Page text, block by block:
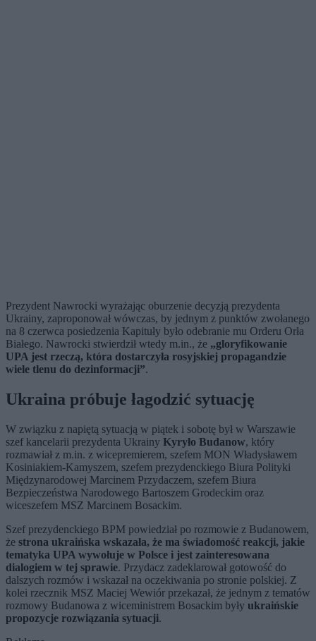
Prezydent Nawrocki wyrażając oburzenie decyzją prezydenta
Ukrainy, zaproponował wówczas, by jednym z punktów zwołanego
na 8 czerwca posiedzenia Kapituły było odebranie mu Orderu Orła
Białego. Nawrocki stwierdził wtedy m.in., że „gloryfikowanie
UPA jest rzeczą, która dostarczyła rosyjskiej propagandzie
wiele tlenu do dezinformacji”.
Ukraina próbuje łagodzić sytuację
W związku z napiętą sytuacją w piątek i sobotę był w Warszawie
szef kancelarii prezydenta Ukrainy Kyryło Budanow, który
rozmawiał z m.in. z wicepremierem, szefem MON Władysławem
Kosiniakiem-Kamyszem, szefem prezydenckiego Biura Polityki
Międzynarodowej Marcinem Przydaczem, szefem Biura
Bezpieczeństwa Narodowego Bartoszem Grodeckim oraz
wiceszefem MSZ Marcinem Bosackim.
Szef prezydenckiego BPM powiedział po rozmowie z Budanowem,
że strona ukraińska wskazała, że ma świadomość reakcji, jakie
tematyka UPA wywołuje w Polsce i jest zainteresowana
dialogiem w tej sprawie. Przydacz zadeklarował gotowość do
dalszych rozmów i wskazał na oczekiwania po stronie polskiej. Z
kolei rzecznik MSZ Maciej Wewiór przekazał, że jednym z tematów
rozmowy Budanowa z wiceministrem Bosackim były ukraińskie
propozycje rozwiązania sytuacji.